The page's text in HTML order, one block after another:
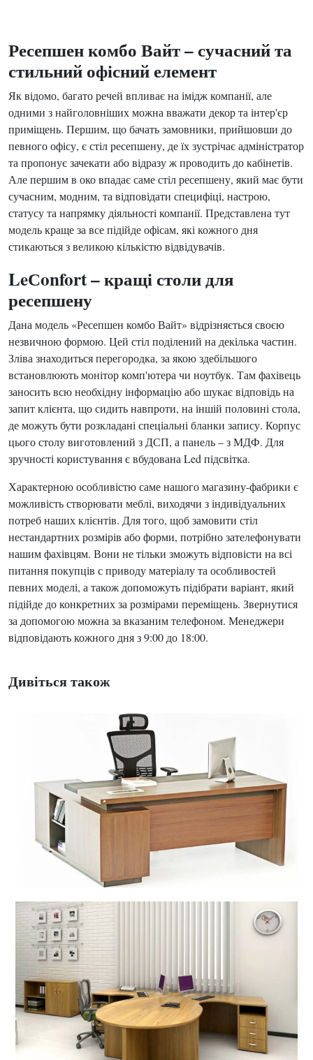
Ресепшен комбо Вайт – сучасний та
стильний офісний елемент
Як відомо, багато речей впливає на імідж компанії, але
одними з найголовніших можна вважати декор та інтер'єр
приміщень. Першим, що бачать замовники, прийшовши до
певного офісу, є стіл ресепшену, де їх зустрічає адміністратор
та пропонує зачекати або відразу ж проводить до кабінетів.
Але першим в око впадає саме стіл ресепшену, який має бути
сучасним, модним, та відповідати специфіці, настрою,
статусу та напрямку діяльності компанії. Представлена тут
модель краще за все підійде офісам, які кожного дня
стикаються з великою кількістю відвідувачів.
LeСonfort – кращі столи для
ресепшену
Дана модель «Ресепшен комбо Вайт» відрізняється своєю
незвичною формою. Цей стіл поділений на декілька частин.
Зліва знаходиться перегородка, за якою здебільшого
встановлюють монітор комп'ютера чи ноутбук. Там фахівець
заносить всю необхідну інформацію або шукає відповідь на
запит клієнта, що сидить навпроти, на іншій половині стола,
де можуть бути розкладані спеціальні бланки запису. Корпус
цього столу виготовлений з ДСП, а панель – з МДФ. Для
зручності користування є вбудована Led підсвітка.
Характерною особливістю саме нашого магазину-фабрики є
можливість створювати меблі, виходячи з індивідуальних
потреб наших клієнтів. Для того, щоб замовити стіл
нестандартних розмірів або форми, потрібно зателефонувати
нашим фахівцям. Вони не тільки зможуть відповісти на всі
питання покупців с приводу матеріалу та особливостей
певних моделі, а також допоможуть підібрати варіант, який
підійде до конкретних за розмірами переміщень. Звернутися
за допомогою можна за вказаним телефоном. Менеджери
відповідають кожного дня з 9:00 до 18:00.
Дивіться також